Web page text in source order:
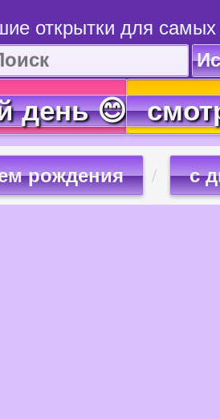
открытки для самых
день 😊
рождения с